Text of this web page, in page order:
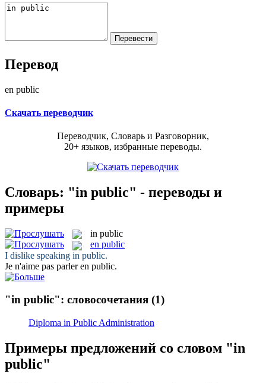
Перевод
en public
Скачать переводчик
Переводчик, Словарь и Разговорник,
20+ языков, избранные переводы.
Словарь: "in public" - переводы и
примеры
in public
en public
I dislike speaking in public.
Je n'aime pas parleren public.
"in public": словосочетания (1)
Diploma in Public Administration
Примеры предложений со словом "in
public"